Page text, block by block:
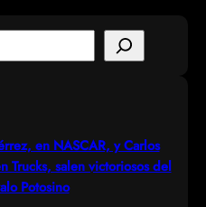
en NASCAR, y Carlos
Trucks, salen victoriosos del
Potosino